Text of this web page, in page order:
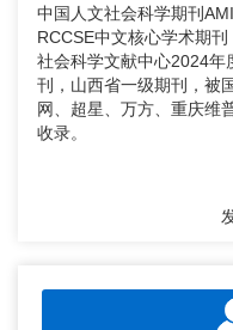
中国人文社会科学期刊
RCCSE中文核心学术期
社会科学文献中心2024年
刊，山西省一级期刊，被
网、超星、万方、重庆维
收录。